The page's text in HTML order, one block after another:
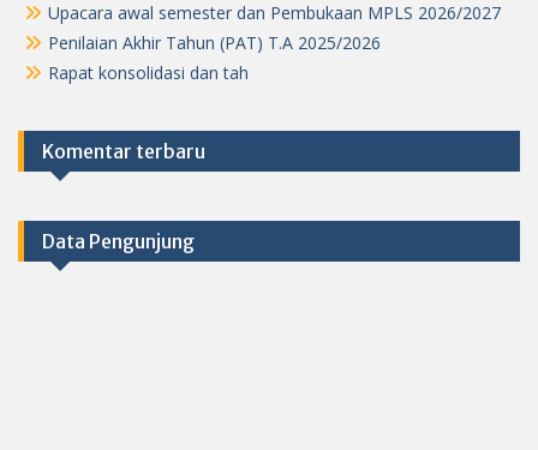
Upacara awal semester dan Pembukaan MPLS 2026/2027
Penilaian Akhir Tahun (PAT) T.A 2025/2026
Rapat konsolidasi dan tah
Komentar terbaru
Data Pengunjung